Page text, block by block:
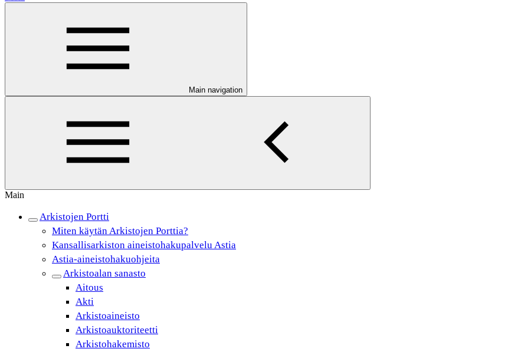
Main navigation
Main
Arkistojen Portti
Miten käytän Arkistojen Porttia?
Kansallisarkiston aineistohakupalvelu Astia
Astia-aineistohakuohjeita
Arkistoalan sanasto
Aitous
Akti
Arkistoaineisto
Arkistoauktoriteetti
Arkistohakemisto